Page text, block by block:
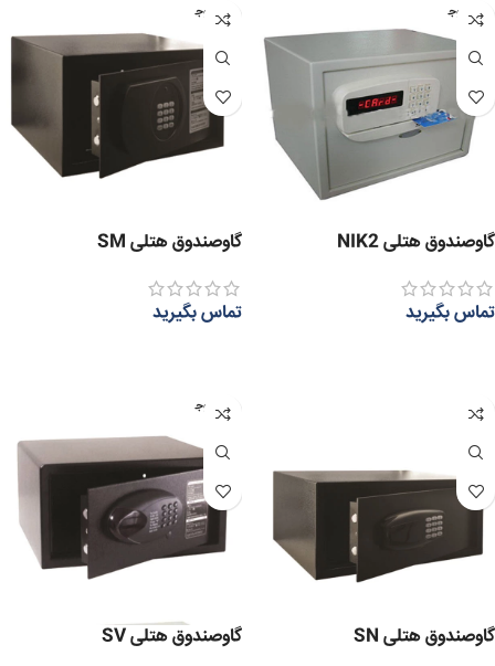
عدم موج
ودی
گاوصندوق هتلی NIK2
تماس بگیرید
عدم موج
ودی
گاوصندوق هتلی SM
تماس بگیرید
گاوصندوق هتلی SN
عدم موج
ودی
گاوصندوق هتلی SV